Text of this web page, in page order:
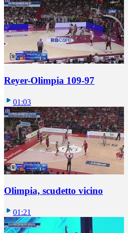
Reyer-Olimpia 109-97
01:03
Olimpia, scudetto vicino
01:21